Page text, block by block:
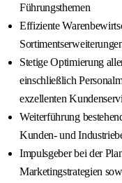
Führungsthemen
Effiziente
Stetige Optimierung
einschließlich
exzellenten
Weiterführung
Kunden- und
Impulsgeber bei der
Marketingstrategien